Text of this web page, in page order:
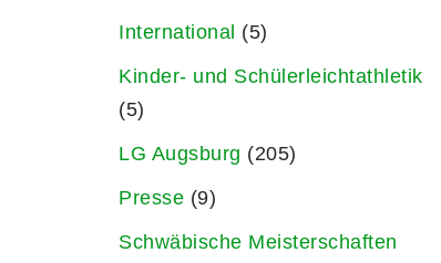
International (5)
Kinder- und Schülerleichtathletik
(5)
LG Augsburg (205)
Presse (9)
Schwäbische Meisterschaften